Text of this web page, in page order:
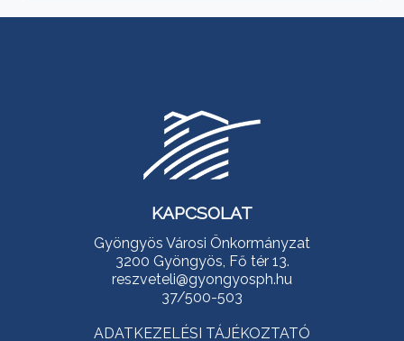
KAPCSOLAT
Gyöngyös Városi Önkormányzat
3200 Gyöngyös, Fő tér 13.
reszveteli@gyongyosph.hu
37/500-503
ADATKEZELÉSI TÁJÉKOZTATÓ